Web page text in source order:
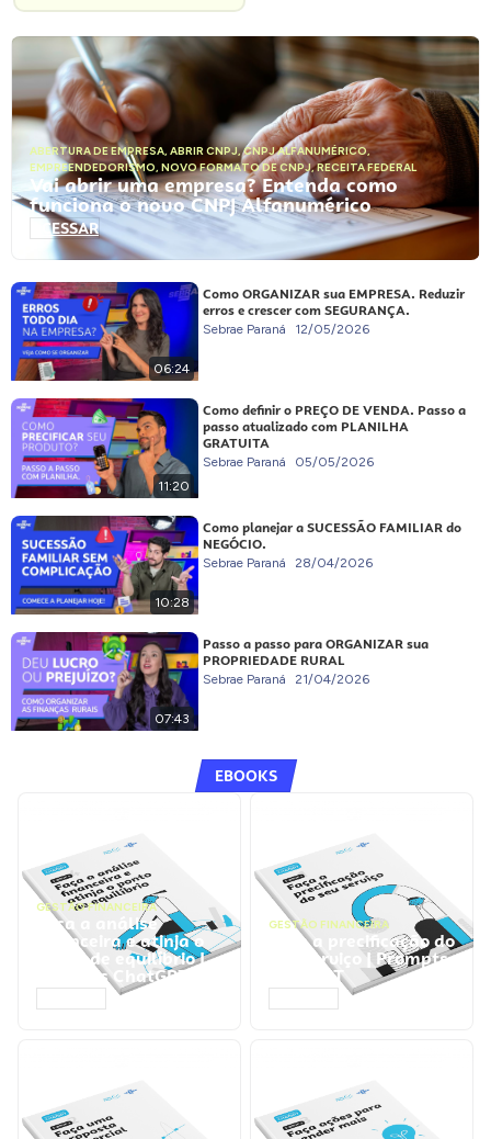
ABERTURA DE EMPRESA, ABRIR CNPJ,CNPJ ALFANUMÉRICO,
EMPREENDEDORISMO, NOVO FORMATO DE CNPJ,RECEITA FEDERAL
Vai abrir uma empresa? Entenda como
funciona o novo CNPJ Alfanumérico
ACESSAR
06:24
Como ORGANIZAR sua EMPRESA. Reduzir
erros e crescer com SEGURANÇA.
Sebrae Paraná 12/05/2026
11:20
Como definir o PREÇO DE VENDA. Passo a
passo atualizado com PLANILHA
GRATUITA
Sebrae Paraná 05/05/2026
10:28
Como planejar a SUCESSÃO FAMILIAR do
NEGÓCIO.
Sebrae Paraná 28/04/2026
07:43
Passo a passo para ORGANIZAR sua
PROPRIEDADE RURAL
Sebrae Paraná 21/04/2026
EBOOKS
GESTÃO FINANCEIRA
Faça a análise
financeira e atinja o
ponto de equilíbrio |
Prompts ChatGPT
GESTÃO FINANCEIRA
Faça a precificação do
seu serviço | Prompts
ChatGPT